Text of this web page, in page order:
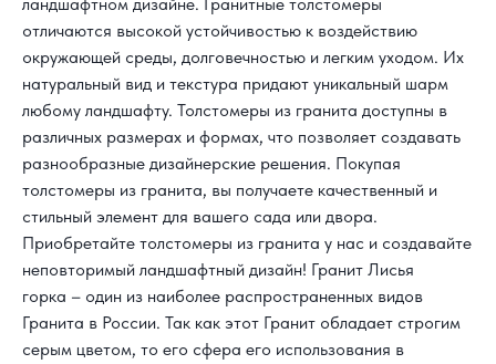
ландшафтном дизайне. Гранитные толстомеры
отличаются высокой устойчивостью к воздействию
окружающей среды, долговечностью и легким уходом. Их
натуральный вид и текстура придают уникальный шарм
любому ландшафту. Толстомеры из гранита доступны в
различных размерах и формах, что позволяет создавать
разнообразные дизайнерские решения. Покупая
толстомеры из гранита, вы получаете качественный и
стильный элемент для вашего сада или двора.
Приобретайте толстомеры из гранита у нас и создавайте
неповторимый ландшафтный дизайн! Гранит Лисья
горка – один из наиболее распространенных видов
Гранита в России. Так как этот Гранит обладает строгим
серым цветом, то его сфера его использования в